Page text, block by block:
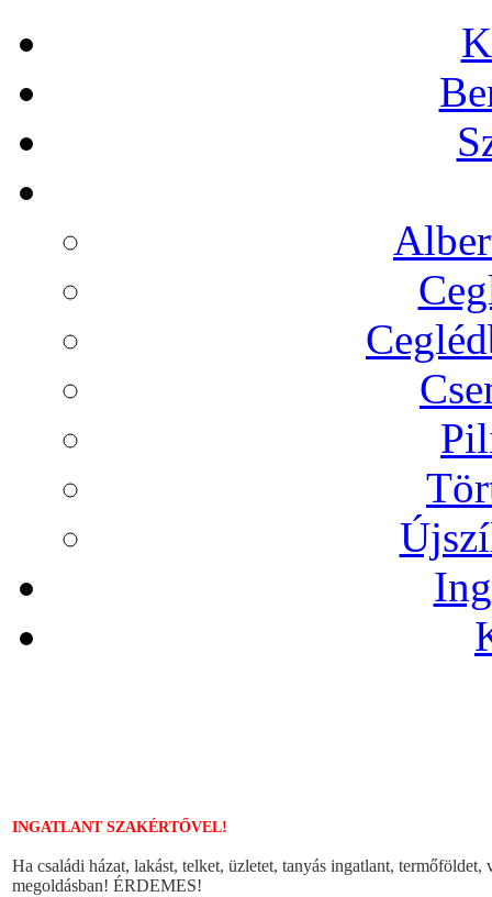
INGATLANT SZAKÉRTŐVEL!
Ha családi házat, lakást, telket, üzletet, tanyás ingatlant,
megoldásban! ÉRDEMES!